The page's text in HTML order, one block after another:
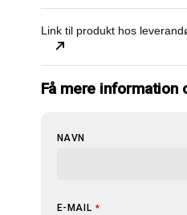
Link til produkt hos
Få mere information
NAVN
E-MAIL *